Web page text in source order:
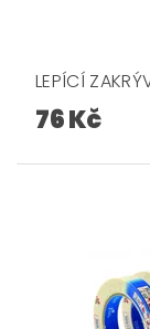
LEPÍCÍ
76 Kč